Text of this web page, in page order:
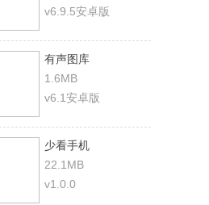
v6.9.5安卓版
有声图库
1.6MB
v6.1安卓版
少看手机
22.1MB
v1.0.0